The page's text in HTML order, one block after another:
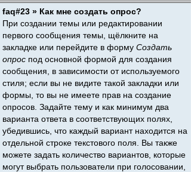
faq#23 » Как мне создать опрос?
При создании темы или редактировании
первого сообщения темы, щёлкните на
закладке или перейдите в форму Создать
опрос под основной формой для создания
сообщения, в зависимости от используемого
стиля; если вы не видите такой закладки или
формы, то вы не имеете прав на создание
опросов. Задайте тему и как минимум два
варианта ответа в соответствующих полях,
убедившись, что каждый вариант находится на
отдельной строке текстового поля. Вы также
можете задать количество вариантов, которые
могут выбрать пользователи при голосовании,